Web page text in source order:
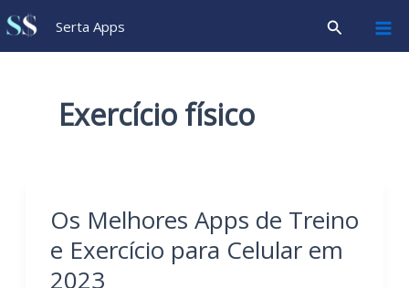
Ir
para
Serta Apps Pesquisar
Exercício físico
Os Melhores Apps de Treino
e Exercício para Celular em
2023